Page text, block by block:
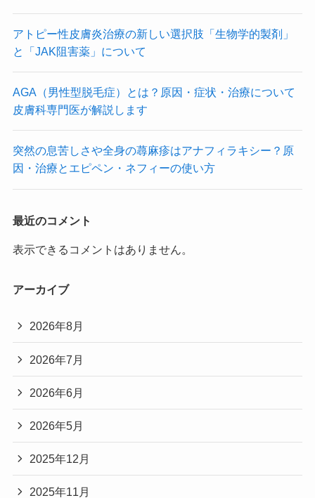
アトピー性皮膚炎治療の新しい選択肢「生物学的製剤」
と「JAK阻害薬」について
AGA（男性型脱毛症）とは？原因・症状・治療について
皮膚科専門医が解説します
突然の息苦しさや全身の蕁麻疹はアナフィラキシー？原
因・治療とエピペン・ネフィーの使い方
最近のコメント
表示できるコメントはありません。
アーカイブ
2026年8月
2026年7月
2026年6月
2026年5月
2025年12月
2025年11月